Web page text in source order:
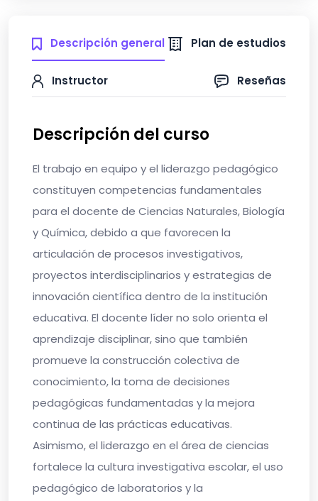
Descripción general Plan de estudios
Instructor Reseñas
Descripción del curso
El trabajo en equipo y el liderazgo pedagógico
constituyen competencias fundamentales
para el docente de Ciencias Naturales, Biología
y Química, debido a que favorecen la
articulación de procesos investigativos,
proyectos interdisciplinarios y estrategias de
innovación científica dentro de la institución
educativa. El docente líder no solo orienta el
aprendizaje disciplinar, sino que también
promueve la construcción colectiva de
conocimiento, la toma de decisiones
pedagógicas fundamentadas y la mejora
continua de las prácticas educativas.
Asimismo, el liderazgo en el área de ciencias
fortalece la cultura investigativa escolar, el uso
pedagógico de laboratorios y la